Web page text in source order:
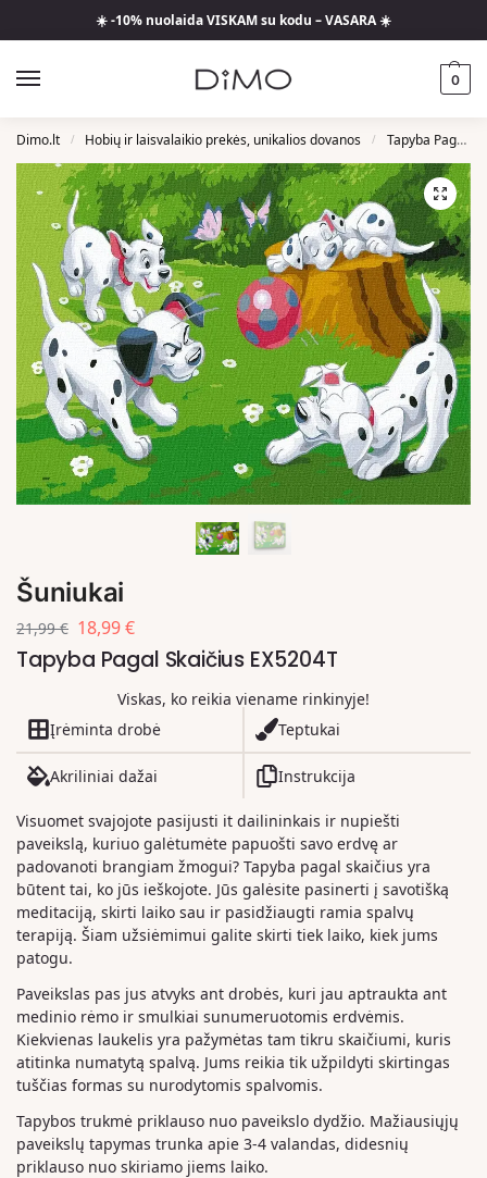
☀️ -10% nuolaida VISKAM su kodu – VASARA ☀️
0
Dimo.lt / Hobių ir laisvalaikio prekės, unikalios dovanos / Tapyba Pagal Skaičius
Šuniukai
21,99€ 18,99€
Tapyba Pagal Skaičius EX5204T
Viskas, ko reikia viename rinkinyje!
Įrėminta drobė
Teptukai
Akriliniai dažai Instrukcija
Visuomet svajojote pasijusti it dailininkais ir nupiešti
paveikslą, kuriuo galėtumėte papuošti savo erdvę ar
padovanoti brangiam žmogui? Tapyba pagal skaičius yra
būtent tai, ko jūs ieškojote. Jūs galėsite pasinerti į savotišką
meditaciją, skirti laiko sau ir pasidžiaugti ramia spalvų
terapiją. Šiam užsiėmimui galite skirti tiek laiko, kiek jums
patogu.
Paveikslas pas jus atvyks ant drobės, kuri jau aptraukta ant
medinio rėmo ir smulkiai sunumeruotomis erdvėmis.
Kiekvienas laukelis yra pažymėtas tam tikru skaičiumi, kuris
atitinka numatytą spalvą. Jums reikia tik užpildyti skirtingas
tuščias formas su nurodytomis spalvomis.
Tapybos trukmė priklauso nuo paveikslo dydžio. Mažiausiųjų
paveikslų tapymas trunka apie 3-4 valandas, didesnių
priklauso nuo skiriamo jiems laiko.